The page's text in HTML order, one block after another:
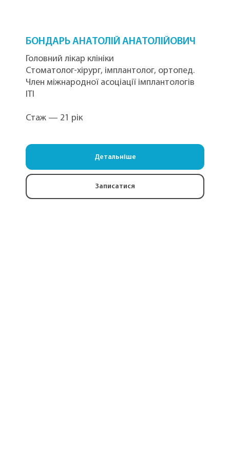
БОНДАРЬ АНАТОЛІЙ АНАТОЛІЙОВИЧ
Головний лікар клініки
Стоматолог-хірург, імплантолог, ортопед.
Член міжнародної асоціації імплантологів
ІТІ
Стаж — 21 рік
Детальніше
Записатися